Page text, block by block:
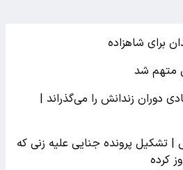
برای شاهزاده
متهم شد
دوران زندانش را می‌گذراند |
| تشکیل پرونده جنایی علیه زنی که
کرده